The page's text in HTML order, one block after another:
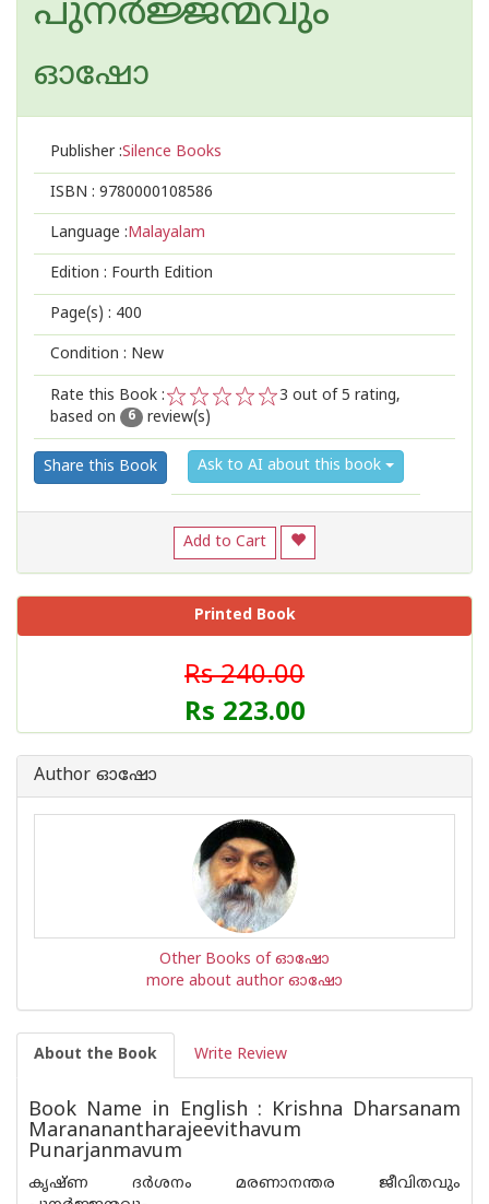
പുനര്‍ജ്ജന്മവും
ഓഷോ
Publisher :Silence Books
ISBN : 9780000108586
Language :Malayalam
Edition : Fourth Edition
Page(s) : 400
Condition : New
Rate this Book :
2
1
3 out of 5 rating,
based on
6 review(s)
Share this Book Ask to AI about this book
Add to Cart
Printed Book
Rs 240.00
Rs 223.00
Author ഓഷോ
Other Books of ഓഷോ
more about author ഓഷോ
About the Book Write Review
Book Name in English : Krishna Dharsanam
Marananantharajeevithavum
Punarjanmavum
കൃഷ്ണ ദര്‍ശനം മരണാനന്തര ജീവിതവും